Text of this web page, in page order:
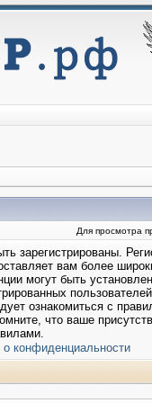
Для просмотра
зарегистрированы.
вам более
могут быть
ознакомиться с
что ваше
конфиденциальности